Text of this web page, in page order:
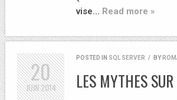
vise… Read more »
POSTED IN SQL SERVER / BY
LES MYTHES
20
JUIN2014